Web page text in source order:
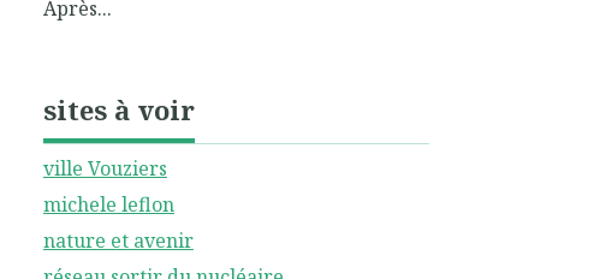
Après...
sites à voir
ville Vouziers
michele leflon
nature et avenir